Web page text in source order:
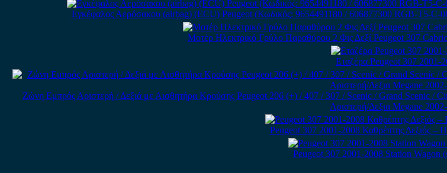
Εγκέφαλος Αερόσακου (airbag) (ECU) Peugeot (Κωδικός: 9654491180 / 606877300 RGB-T5-
Μοτέρ Ηλεκτρικό Γρύλο Παραθύρου 2 Φις Δεξί Peugeot 307
Εταζέρα Peugeot 307 2001-
Ζώνη Εμπρός Αριστερή / Δεξιά με Αισθητήρα Κρούσης Peugeot 206 (+) / 407 / 307 / Scenic / Grand Scenic /
Αριστερή/Δεξια Megane
Peugeot 307 2001-2008 Καθρέπτης Δεξιός –
Peugeot 307 2001-2008 Station Wagon